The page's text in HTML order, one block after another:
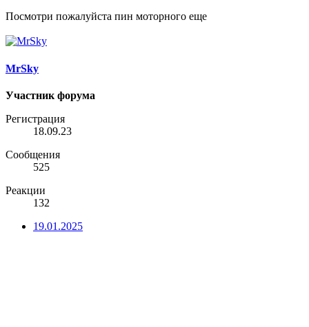
Посмотри пожалуйста пин моторного еще
MrSky
Участник форума
Регистрация
18.09.23
Сообщения
525
Реакции
132
19.01.2025